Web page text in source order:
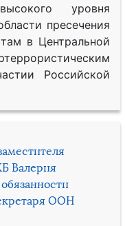
уровня
пресечения
в Центральной
Российской
Валерия
ООН